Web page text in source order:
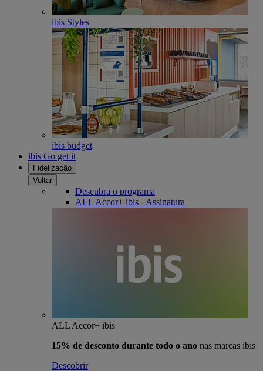
ibis Styles
ibis budget
ibis Go get it
Fidelização
Voltar
Descubra o programa
ALL Accor+ ibis - Assinatura
ALL Accor+ ibis
15% de desconto durante todo o ano nas marcas ibis
Descobrir